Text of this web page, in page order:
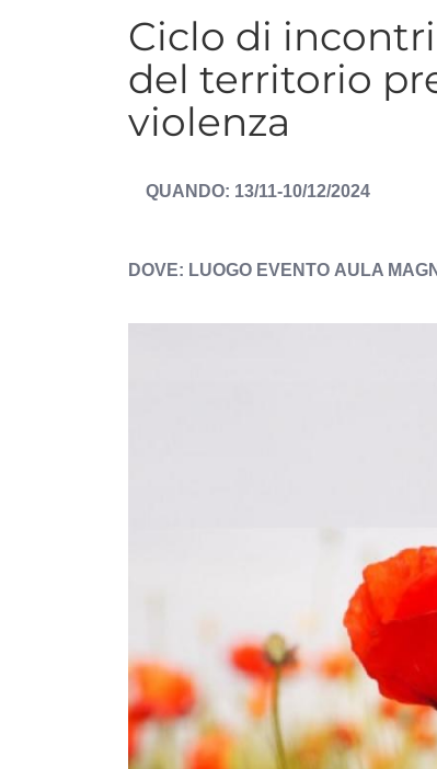
Ciclo di
del territorio
violenza
DATA
13/11-10/12/2024
LUOGO EVENTO AULA